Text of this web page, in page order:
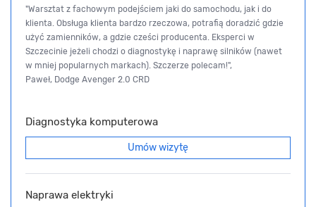
"Warsztat z fachowym podejściem jaki do samochodu, jak i do
klienta. Obsługa klienta bardzo rzeczowa, potrafią doradzić gdzie
użyć zamienników, a gdzie cześci producenta. Eksperci w
Szczecinie jeżeli chodzi o diagnostykę i naprawę silników (nawet
w mniej popularnych markach). Szczerze polecam!",
Paweł, Dodge Avenger 2.0 CRD
Diagnostyka komputerowa
Umów wizytę
Naprawa elektryki